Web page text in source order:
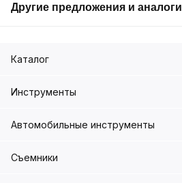
Другие предложения и аналоги
Каталог
Инструменты
Автомобильные инструменты
Съемники